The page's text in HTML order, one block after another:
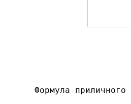
Формула приличного